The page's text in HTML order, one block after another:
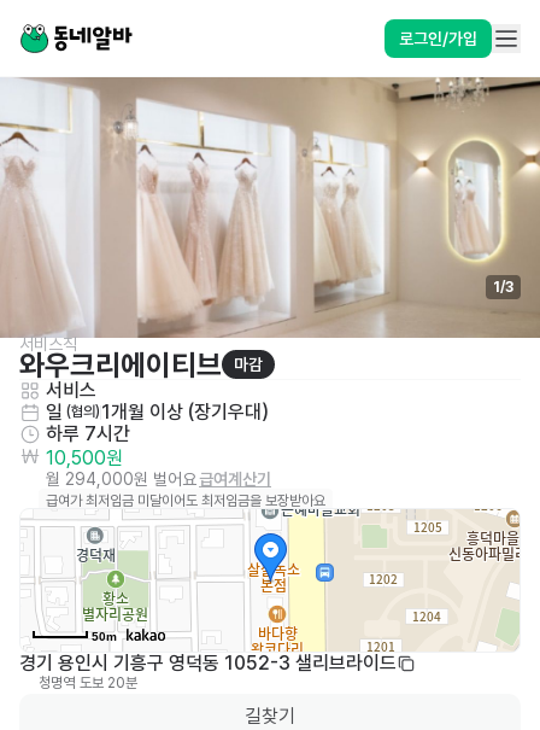
로그인/가입
1/3
서비스직
와우크리에이티브 마감
서비스
일 (협의) 1개월 이상 (장기우대)
하루 7시간
10,500원
월 294,000원 벌어요급여계산기
급여가 최저임금 미달이어도 최저임금을 보장받아요
50m
경기 용인시 기흥구 영덕동 1052-3 샐리브라이드
청명역 도보 20분
길찾기